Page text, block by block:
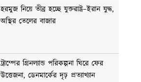
হরমুজ নিয়ে তীব্র হচ্ছে যুক্তরাষ্ট্র–ইরান যুদ্ধ,
অস্থির তেলের বাজার
ট্রাম্পের গ্রিনল্যান্ড পরিকল্পনা ঘিরে ফের
উত্তেজনা, ডেনমার্কের দৃঢ় প্রত্যাখ্যান